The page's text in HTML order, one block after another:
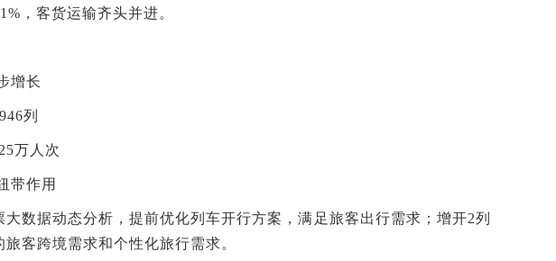
，客货运输齐头并进。
增长
列
万人次
带作用
数据动态分析，提前优化列车开行方案，满足旅客出行需求；增开2列
客跨境需求和个性化旅行需求。